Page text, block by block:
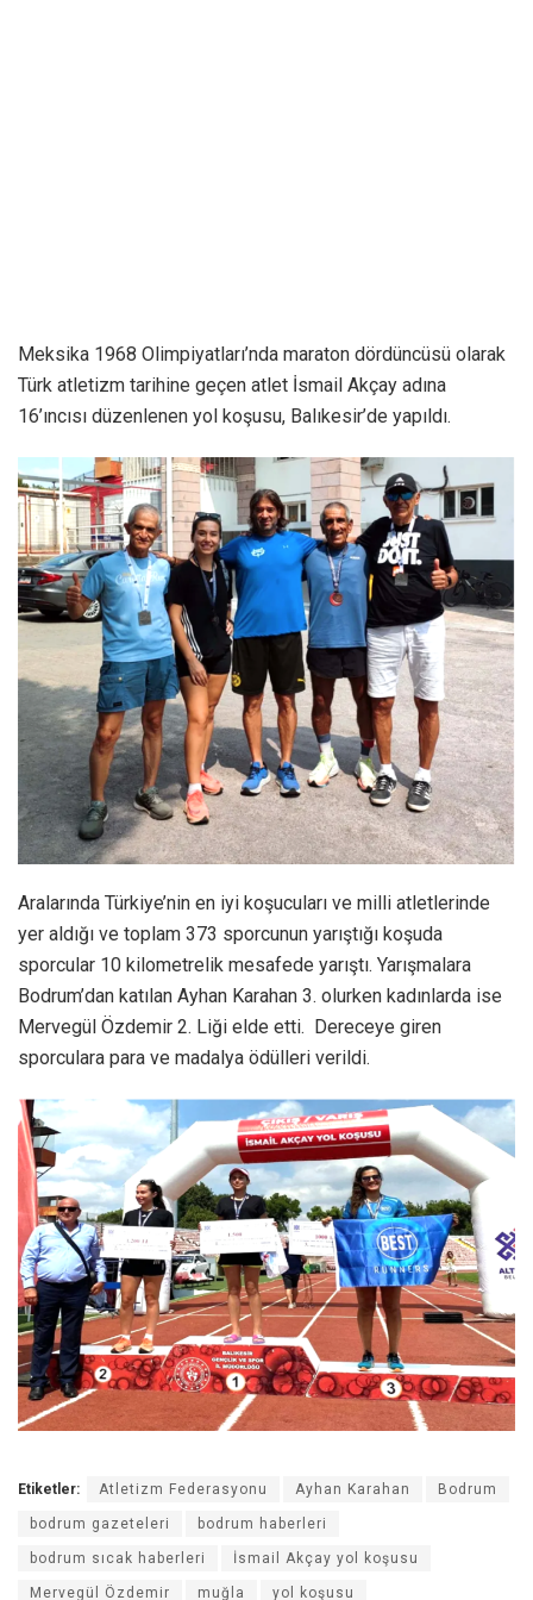
Meksika 1968 Olimpiyatları’nda maraton dördüncüsü olarak
Türk atletizm tarihine geçen atlet İsmail Akçay adına
16’ıncısı düzenlenen yol koşusu, Balıkesir’de yapıldı.
Aralarında Türkiye’nin en iyi koşucuları ve milli atletlerinde
yer aldığı ve toplam 373 sporcunun yarıştığı koşuda
sporcular 10 kilometrelik mesafede yarıştı. Yarışmalara
Bodrum’dan katılan Ayhan Karahan 3. olurken kadınlarda ise
Mervegül Özdemir 2. Liği elde etti. Dereceye giren
sporculara para ve madalya ödülleri verildi.
Etiketler: Atletizm Federasyonu Ayhan Karahan Bodrum
bodrum gazeteleri bodrum haberleri
bodrum sıcak haberleri İsmail Akçay yol koşusu
Mervegül Özdemir muğla yol koşusu